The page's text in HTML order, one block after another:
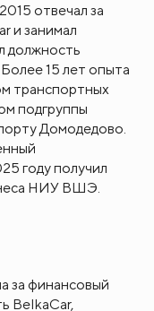
отвечал за
и занимал
должность
15 лет опыта
транспортных
подгруппы
Домодедово.
году получил
НИУ ВШЭ.
за финансовый
BelkaCar,